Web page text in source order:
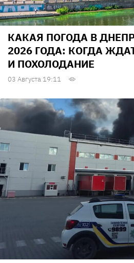
КАКАЯ ПОГОДА В
2026 ГОДА: КОГДА
И ПОХОЛОДАНИЕ
03 Августа 19:11